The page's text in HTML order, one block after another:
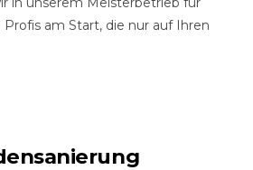
am Start, die nur auf Ihren